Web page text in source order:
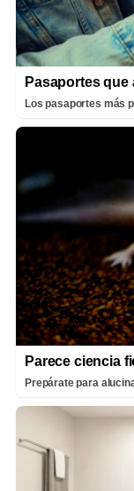
Pasaportes
Los pasaportes más
Parece ciencia
Prepárate para